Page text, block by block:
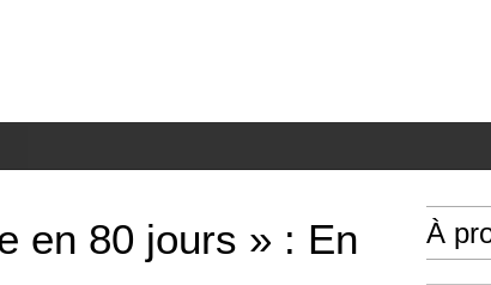
en 80 jours » : En
À